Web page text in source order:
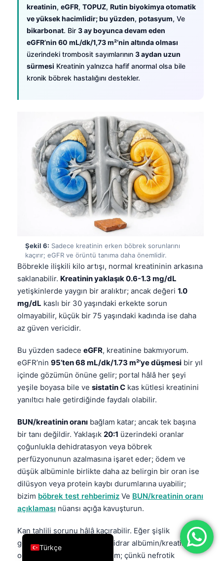
kreatinin, eGFR, TOPUZ, Rutin biyokimya otomatik
ve yüksek hacimlidir; bu yüzden, potasyum, Ve
bikarbonat. Bir 3 ay boyunca devam eden
eGFR’nin 60 mL/dk/1,73 m²’nin altında olması
üzerindeki trombosit sayımlarının 3 aydan uzun
sürmesi Kreatinin yalnızca hafif anormal olsa bile
kronik böbrek hastalığını destekler.
Şekil 6: Sadece kreatinin erken böbrek sorunlarını
kaçırır; eGFR ve örüntü tanıma daha önemlidir.
Böbrekle ilişkili kilo artışı, normal kreatininin arkasına
saklanabilir. Kreatinin yaklaşık 0.6-1.3 mg/dL
yetişkinlerde yaygın bir aralıktır; ancak değeri 1.0
mg/dL kaslı bir 30 yaşındaki erkekte sorun
olmayabilir, küçük bir 75 yaşındaki kadında ise daha
az güven vericidir.
Bu yüzden sadece eGFR, kreatinine bakmıyorum.
eGFR’nin 95’ten 68 mL/dk/1.73 m²’ye düşmesi bir yıl
içinde gözümün önüne gelir; portal hâlâ her şeyi
yeşile boyasa bile ve sistatin C kas kütlesi kreatinini
yanıltıcı hale getirdiğinde faydalı olabilir.
BUN/kreatinin oranı bağlam katar; ancak tek başına
bir tanı değildir. Yaklaşık 20:1 üzerindeki oranlar
çoğunlukla dehidratasyon veya böbrek
perfüzyonunun azalmasına işaret eder; ödem ve
düşük albüminle birlikte daha az belirgin bir oran ise
dilüsyon veya protein kaybı durumlarına uyabilir;
bizim böbrek test rehberimiz Ve BUN/kreatinin oranı
açıklaması nüansı açığa kavuşturun.
Kan tahlili sorunu hâlâ kaçırabilir. Eğer şişlik
gerçekten varsa, genellikle idrar albümin/kreatinin
oranı veya idrar tahlili eklerim; çünkü nefrotik
Türkçe
English
Deutsch
العربية
Français
עִבְרִית
Italiano
Español
Português
Ελληνικά
Română
简体中文
فارسی
Dansk
Nederlands
हिन्दी
Bahasa Indonesia
Հայերեն
Svenska
Bosanski
Azərbaycan dili
Eesti
日本語
Čeština
Lietuvių kalba
Polski
한국어
Magyar